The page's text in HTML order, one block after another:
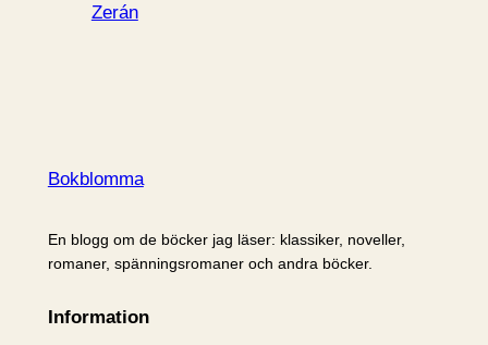
Zerán
Bokblomma
En blogg om de böcker jag läser: klassiker, noveller,
romaner, spänningsromaner och andra böcker.
Information